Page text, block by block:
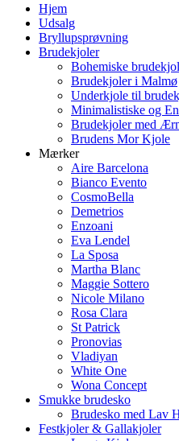
Hjem
Udsalg
Bryllupsprøvning
Brudekjoler
Bohemiske
Brudekjoler i Malmø
Underkjole til
Minimalistiske og
Brudekjoler med
Brudens Mor Kjole
Mærker
Aire Barcelona
Bianco Evento
CosmoBella
Demetrios
Enzoani
Eva Lendel
La Sposa
Martha Blanc
Maggie Sottero
Nicole Milano
Rosa Clara
St Patrick
Pronovias
Vladiyan
White One
Wona Concept
Smukke brudesko
Brudesko med Lav
Festkjoler & Gallakjoler